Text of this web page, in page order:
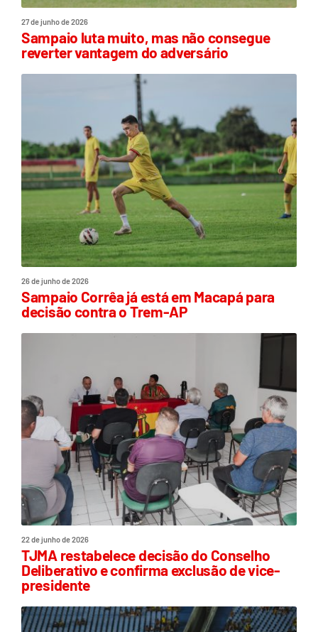
27 de junho de 2026
Sampaio luta muito, mas não consegue
reverter vantagem do adversário
26 de junho de 2026
Sampaio Corrêa já está em Macapá para
decisão contra o Trem-AP
22 de junho de 2026
TJMA restabelece decisão do Conselho
Deliberativo e confirma exclusão de vice-
presidente